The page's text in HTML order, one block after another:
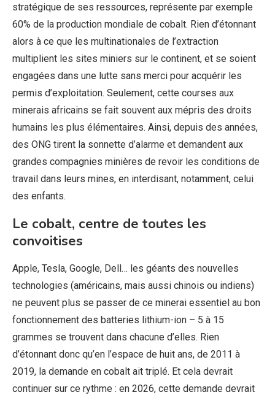
stratégique de ses ressources, représente par exemple
60% de la production mondiale de cobalt. Rien d’étonnant
alors à ce que les multinationales de l’extraction
multiplient les sites miniers sur le continent, et se soient
engagées dans une lutte sans merci pour acquérir les
permis d’exploitation. Seulement, cette courses aux
minerais africains se fait souvent aux mépris des droits
humains les plus élémentaires. Ainsi, depuis des années,
des ONG tirent la sonnette d’alarme et demandent aux
grandes compagnies minières de revoir les conditions de
travail dans leurs mines, en interdisant, notamment, celui
des enfants.
Le cobalt, centre de toutes les
convoitises
Apple, Tesla, Google, Dell… les géants des nouvelles
technologies (américains, mais aussi chinois ou indiens)
ne peuvent plus se passer de ce minerai essentiel au bon
fonctionnement des batteries lithium-ion – 5 à 15
grammes se trouvent dans chacune d’elles. Rien
d’étonnant donc qu’en l’espace de huit ans, de 2011 à
2019, la demande en cobalt ait triplé. Et cela devrait
continuer sur ce rythme : en 2026, cette demande devrait